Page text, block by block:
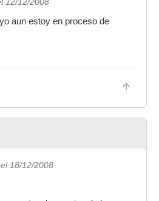
aun estoy en proceso de
el 18/12/2008